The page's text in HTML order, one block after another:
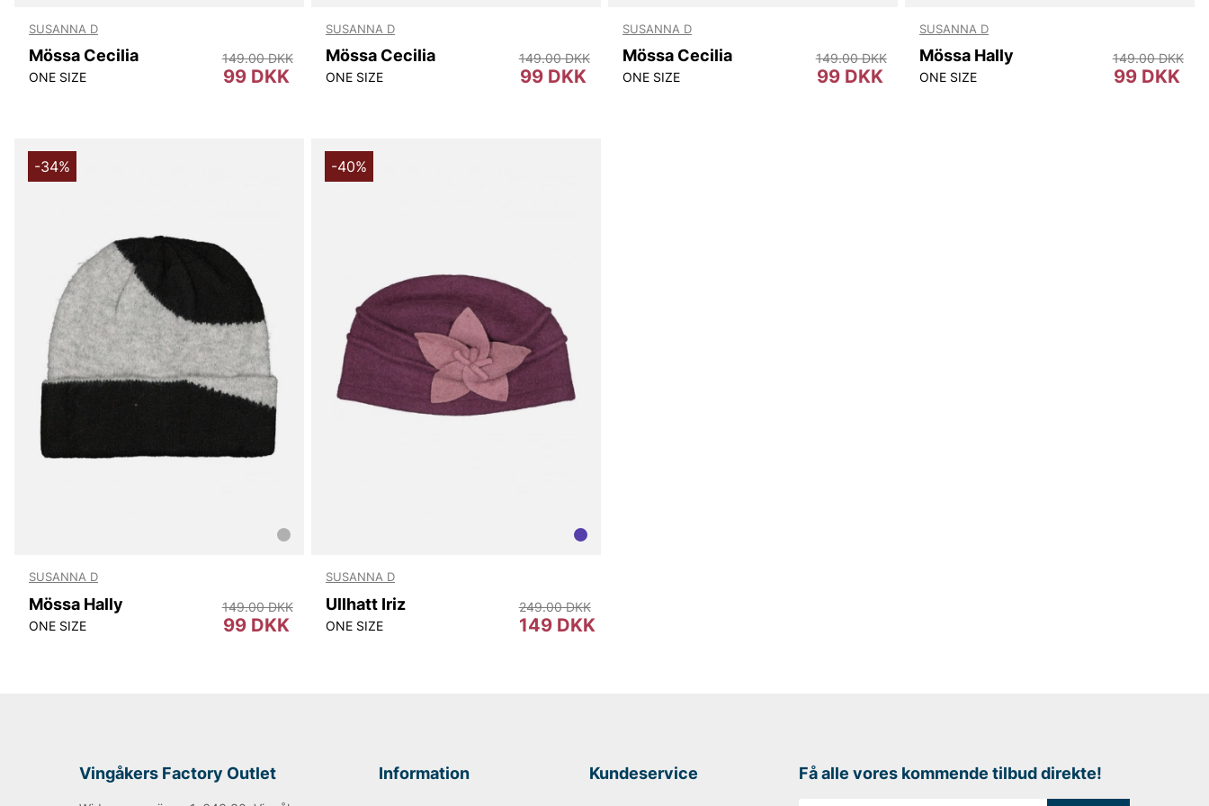
SUSANNA D
Mössa Cecilia
ONE SIZE 99 DKK
149.00 DKK
SUSANNA D
Mössa Cecilia
ONE SIZE 99 DKK
149.00 DKK
SUSANNA D
Mössa Cecilia
ONE SIZE 99 DKK
149.00 DKK
SUSANNA D
Mössa Hally
ONE SIZE 99 DKK
149.00 DKK
-34%
SUSANNA D
Mössa Hally
ONE SIZE 99 DKK
149.00 DKK
-40%
SUSANNA D
Ullhatt Iriz
ONE SIZE 149 DKK
249.00 DKK
Vingåkers Factory Outlet Information Kundeservice Få alle vores kommende tilbud direkte!